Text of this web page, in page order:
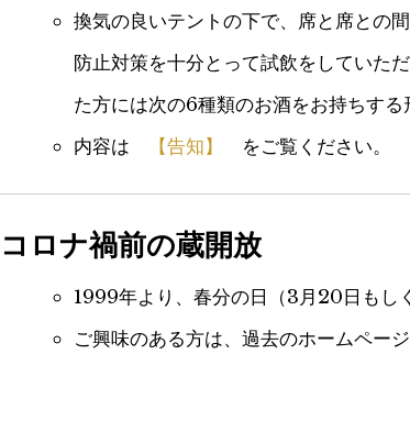
換気の良いテントの下で、席と席との
防止対策を十分とって試飲をしていた
た方には次の6種類のお酒をお持ちする
内容は
【告知】 をご覧ください。
コロナ禍前の蔵開放
1999年より、春分の日（3月20日もし
ご興味のある方は、過去のホームペー